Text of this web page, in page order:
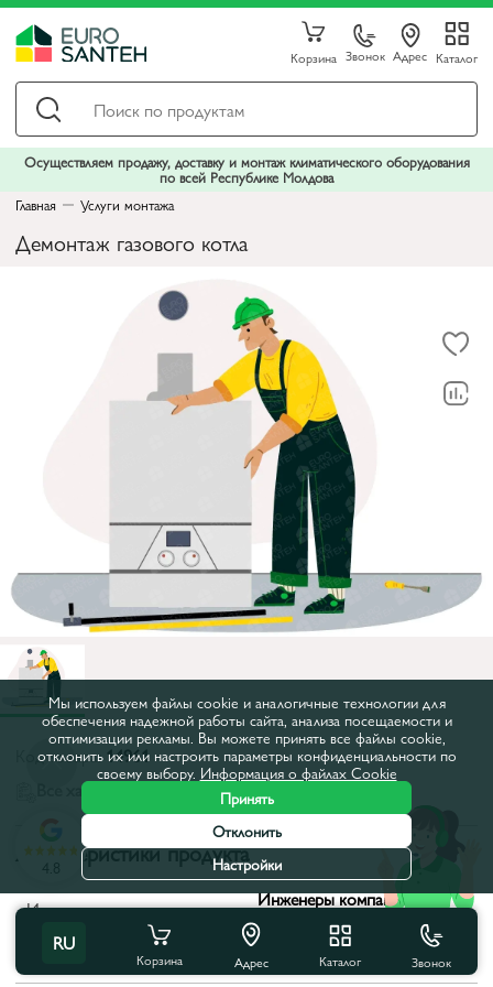
Корзина Звонок Адрес Каталог
Осуществляем продажу, доставку и монтаж климатического оборудования
по всей Республике Молдова
Главная
Услуги монтажа
Демонтаж газового котла
Код товара:14961
Все характеристики
Характеристики продукта
Исполнители: Инженеры компании
Eurosanteh
Время выполнения, часы:
1-1,30
RU
Корзина Адрес Каталог Звонок
4.8
Мы используем файлы cookie и аналогичные технологии для
обеспечения надежной работы сайта, анализа посещаемости и
оптимизации рекламы. Вы можете принять все файлы cookie,
отклонить их или настроить параметры конфиденциальности по
своему выбору. Информация о файлах Cookie
Принять
Отклонить
Настройки